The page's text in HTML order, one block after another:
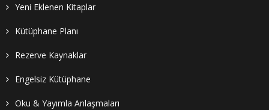
Yeni Eklenen Kitaplar
Kütüphane Planı
Rezerve Kaynaklar
Engelsiz Kütüphane
Oku & Yayımla Anlaşmaları